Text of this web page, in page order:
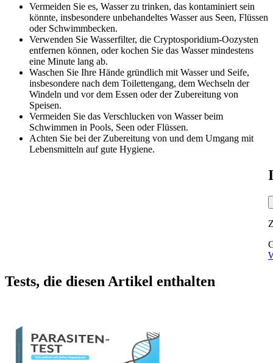
Vermeiden Sie es, Wasser zu trinken, das kontaminiert sein
könnte, insbesondere unbehandeltes Wasser aus Seen, Flüssen
oder Schwimmbecken.
Verwenden Sie Wasserfilter, die Cryptosporidium-Oozysten
entfernen können, oder kochen Sie das Wasser mindestens
eine Minute lang ab.
Waschen Sie Ihre Hände gründlich mit Wasser und Seife,
insbesondere nach dem Toilettengang, dem Wechseln der
Windeln und vor dem Essen oder der Zubereitung von
Speisen.
Vermeiden Sie das Verschlucken von Wasser beim
Schwimmen in Pools, Seen oder Flüssen.
Achten Sie bei der Zubereitung von und dem Umgang mit
Lebensmitteln auf gute Hygiene.
Tests, die diesen Artikel enthalten